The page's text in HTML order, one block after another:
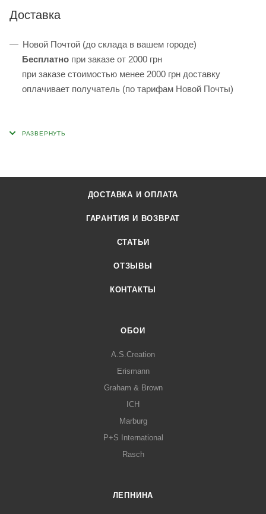
Доставка
Новой Почтой (до склада в вашем городе)
Бесплатно при заказе от 2000 грн
при заказе стоимостью менее 2000 грн доставку
оплачивает получатель (по тарифам Новой Почты)
ДОСТАВКА И ОПЛАТА
ГАРАНТИЯ И ВОЗВРАТ
СТАТЬИ
ОТЗЫВЫ
КОНТАКТЫ
ОБОИ
A.S.Creation
Erismann
Graham & Brown
ICH
Marburg
P+S International
Rasch
ЛЕПНИНА